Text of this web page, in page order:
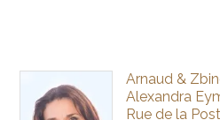
Arnaud &
Alexandra
Rue de la